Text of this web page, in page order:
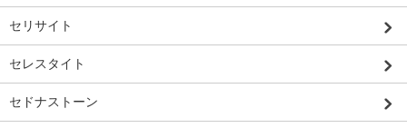
セリサイト
セレスタイト
セドナストーン